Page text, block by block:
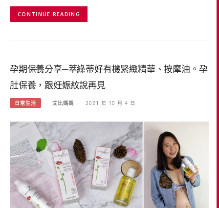
CONTINUE READING
孕期保養分享─萃綠蒂好有機緊緻精華、按摩油。孕
肚保養，跟妊娠紋說再見
日常生活 艾比媽媽 2021 年 10 月 4 日